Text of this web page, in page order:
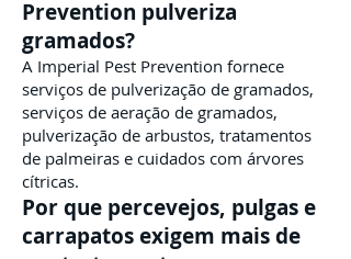
Prevention pulveriza
gramados?
A Imperial Pest Prevention fornece
serviços de pulverização de gramados,
serviços de aeração de gramados,
pulverização de arbustos, tratamentos
de palmeiras e cuidados com árvores
cítricas.
Por que percevejos, pulgas e
carrapatos exigem mais de